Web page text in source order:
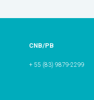
CNB/PB
+ 55 (83) 9879-2299